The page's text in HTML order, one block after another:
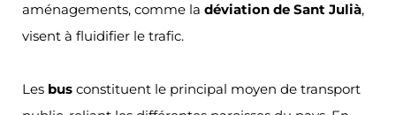
aménagements, comme la déviation de Sant Julià,
visent à fluidifier le trafic.
Les bus constituent le principal moyen de transport